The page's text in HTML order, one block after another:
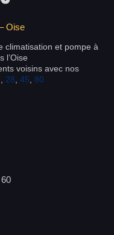
Oise
climatisation et pompe à
l’Oise
voisins avec nos
28 45 80